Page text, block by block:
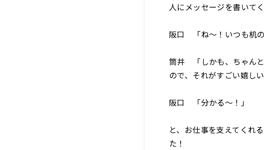
人にメッセージを書いて
阪口 「ね〜！いつも机の
筒井 「しかも、ちゃん
ので、それがすごい嬉しい
阪口 「分かる〜！」
と、お仕事を支えてくれ
た！